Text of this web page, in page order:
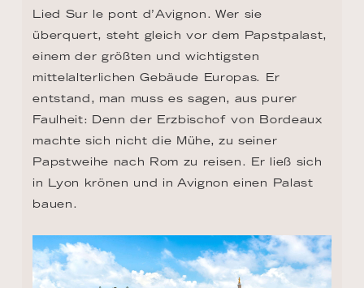
Lied Sur le pont d’Avignon. Wer sie
überquert, steht gleich vor dem Papstpalast,
einem der größten und wichtigsten
mittelalterlichen Gebäude Europas. Er
entstand, man muss es sagen, aus purer
Faulheit: Denn der Erzbischof von Bordeaux
machte sich nicht die Mühe, zu seiner
Papstweihe nach Rom zu reisen. Er ließ sich
in Lyon krönen und in Avignon einen Palast
bauen.